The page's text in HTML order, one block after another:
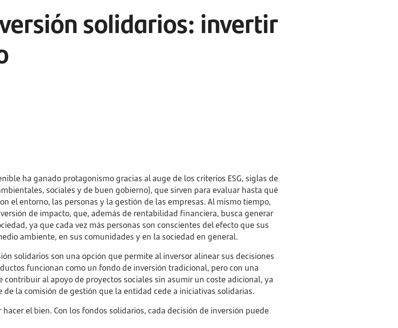
solidarios: invertir
ha ganado protagonismo gracias al auge de los criterios ESG, siglas de
sociales y de buen gobierno), que sirven para evaluar hasta qué
el entorno, las personas y la gestión de las empresas. Al mismo tiempo,
de impacto, que, además de rentabilidad financiera, busca generar
ya que cada vez más personas son conscientes del efecto que sus
ambiente, en sus comunidades y en la sociedad en general.
solidarios son una opción que permite al inversor alinear sus decisiones
funcionan como un fondo de inversión tradicional, pero con una
al apoyo de proyectos sociales sin asumir un coste adicional, ya
la comisión de gestión que la entidad cede a iniciativas solidarias.
el bien. Con los fondos solidarios, cada decisión de inversión puede